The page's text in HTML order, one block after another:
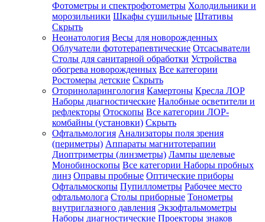
Фотометры и спектрофотометры Холодильники и
морозильники Шкафы сушильные Штативы
Скрыть
Неонатология Весы для новорожденных
Облучатели фототерапевтические Отсасыватели
Столы для санитарной обработки Устройства
обогрева новорожденных Все категории
Ростомеры детские Скрыть
Оториноларингология Камертоны Кресла ЛОР
Наборы диагностические Налобные осветители и
рефлекторы Отоскопы Все категории ЛОР-
комбайны (установки) Скрыть
Офтальмология Анализаторы поля зрения
(периметры) Аппараты магнитотерапии
Диоптриметры (линзметры) Лампы щелевые
Монобиноскопы Все категории Наборы пробных
линз Оправы пробные Оптические приборы
Офтальмоскопы Пупиллометры Рабочее место
офтальмолога Столы приборные Тонометры
внутриглазного давления Экзофтальмометры
Наборы диагностические Проекторы знаков